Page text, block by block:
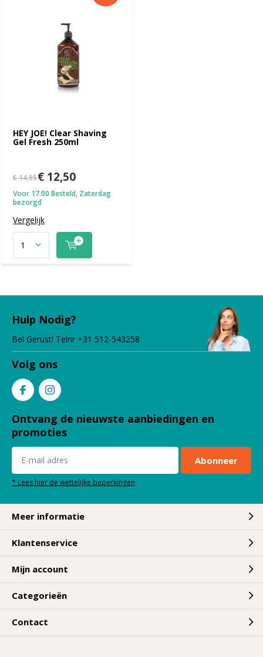
HEY JOE! Clear Shaving
Gel Fresh 250ml
€ 14,95€ 12,50
Voor 17.00 Besteld, Zaterdag
bezorgd
Vergelijk
Hulp Nodig?
Bel Gerust! Telnr +31 512-543258
Volg ons
Ontvang de nieuwste aanbiedingen en
promoties
Abonneer
* Lees hier de wettelijke beperkingen
Meer informatie
Klantenservice
Mijn account
Categorieën
Contact